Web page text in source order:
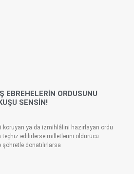
EBREHELERİN ORDUSUNU
SENSİN!
koruyan ya da izmihlâlini hazırlayan ordu
teçhiz edilirlerse milletlerini öldürücü
şöhretle donatılırlarsa